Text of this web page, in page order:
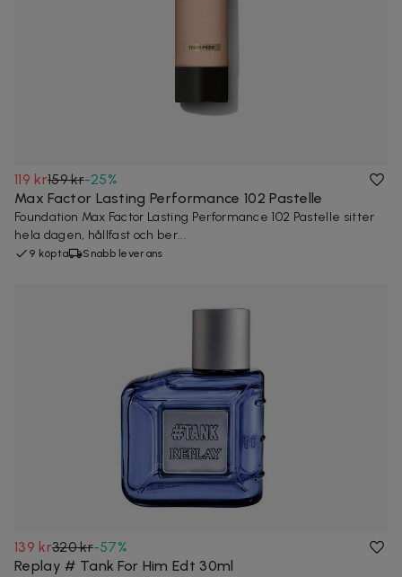
119 kr159 kr-25%
Max Factor Lasting Performance 102 Pastelle
Foundation Max Factor Lasting Performance 102 Pastelle sitter
hela dagen, hållfast och ber...
9 köpta Snabb leverans
139 kr320 kr-57%
Replay # Tank For Him Edt 30ml